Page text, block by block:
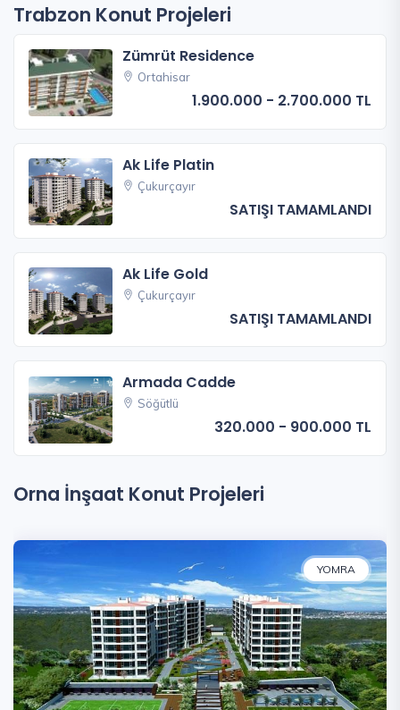
Trabzon Konut Projeleri
Zümrüt Residence
Ortahisar
1.900.000 - 2.700.000 TL
Ak Life Platin
Çukurçayır
SATIŞI TAMAMLANDI
Ak Life Gold
Çukurçayır
SATIŞI TAMAMLANDI
Armada Cadde
Söğütlü
320.000 - 900.000 TL
Orna İnşaat Konut Projeleri
YOMRA